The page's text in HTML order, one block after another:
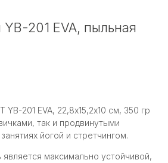
201 EVA, пыльная
YB-201 EVA, 22,8х15,2х10 см, 350 гр
так и продвинутыми
йогой и стретчингом.
максимально устойчивой,